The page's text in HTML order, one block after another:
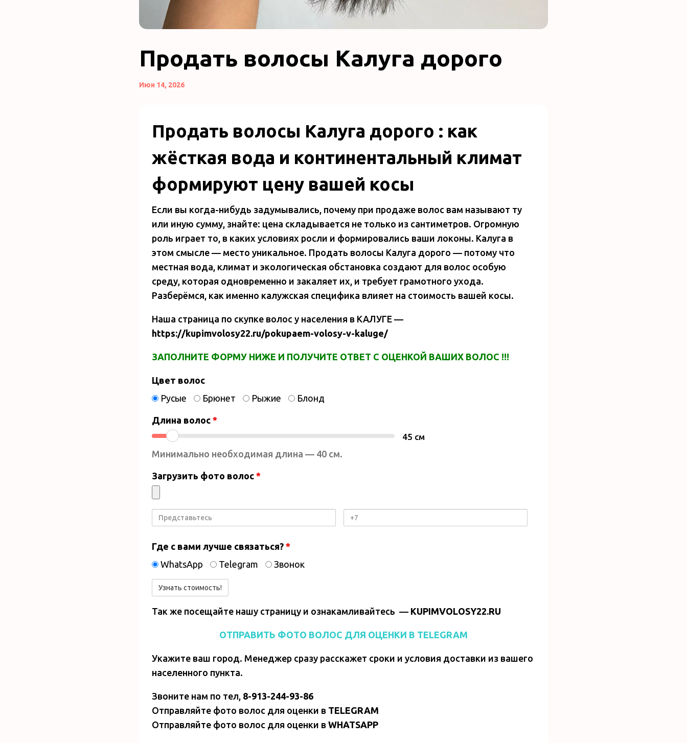
Продать волосы Калуга дорого
Июн 14, 2026
Продать волосы Калуга дорого : как
жёсткая вода и континентальный климат
формируют цену вашей косы
Если вы когда-нибудь задумывались, почему при продаже волос вам называют ту
или иную сумму, знайте: цена складывается не только из сантиметров. Огромную
роль играет то, в каких условиях росли и формировались ваши локоны. Калуга в
этом смысле — место уникальное. Продать волосы Калуга дорого — потому что
местная вода, климат и экологическая обстановка создают для волос особую
среду, которая одновременно и закаляет их, и требует грамотного ухода.
Разберёмся, как именно калужская специфика влияет на стоимость вашей косы.
Наша страница по скупке волос у населения в КАЛУГЕ —
https://kupimvolosy22.ru/pokupaem-volosy-v-kaluge/
ЗАПОЛНИТЕ ФОРМУ НИЖЕ И ПОЛУЧИТЕ ОТВЕТ С ОЦЕНКОЙ ВАШИХ ВОЛОС !!!
Цвет волос
Русые
Брюнет Рыжие Блонд
Длина волос *
45 см
Минимально необходимая длина — 40 см.
Загрузить фото волос *
Представьтесь
Номер
телефона
Где с вами лучше связаться? *
WhatsApp
Telegram Звонок
Так же посещайте нашу страницу и ознакамливайтесь — KUPIMVOLOSY22.RU
ОТПРАВИТЬ ФОТО ВОЛОС ДЛЯ ОЦЕНКИ В TELEGRAM
Укажите ваш город. Менеджер сразу расскажет сроки и условия доставки из вашего
населенного пункта.
Звоните нам по тел, 8-913-244-93-86
Отправляйте фото волос для оценки в TELEGRAM
Отправляйте фото волос для оценки в WHATSAPP